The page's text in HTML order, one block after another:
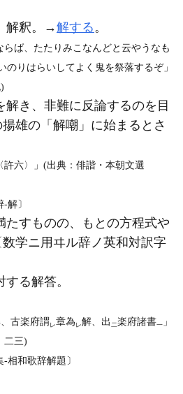
解釈。→解する。
ば、たたりみこなんどと云やうなも
のりはらいしてよく鬼を祭落するぞ」
き、非難に反論するのを目
雄の「解嘲」に始まるとさ
六〉」(出典：俳諧・本朝文選
解〕
すものの、もとの方程式や
学ニ用ヰル辞ノ英和対訳字
る解答。
古楽府謂レ章為 レ解、出 二楽府諸書一 」
二三)
相和歌辞解題〕